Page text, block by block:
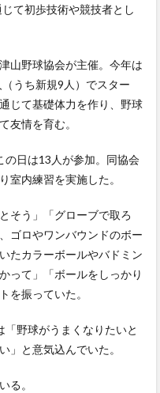
て初歩技術や競技者とし
山野球協会が主催。今年は
うち新規9人）でスター
じて基礎体力を作り、野球
友情を育む。
日は13人が参加。同協会
室内練習を実施した。
そう」「グローブで取ろ
ゴロやワンバウンドのボー
たカラーボールやバドミン
って」「ボールをしっかり
を振っていた。
野球がうまくなりたいと
」と意気込んでいた。
る。